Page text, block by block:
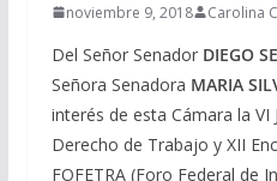
noviembre 9, 2018 Carolina
Del Señor Senador DIEGO
Señora Senadora MARIA
interés de esta Cámara la VI
Derecho de Trabajo y XII
FOFETRA (Foro Federal de